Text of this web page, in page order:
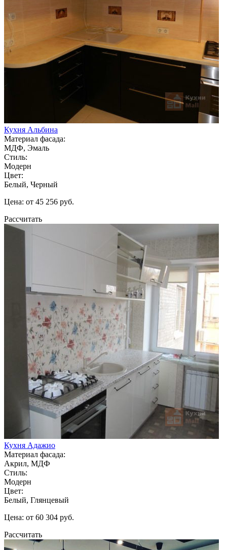
Кухня Альбина
Материал фасада:
МДФ, Эмаль
Стиль:
Модерн
Цвет:
Белый, Черный
Цена: от 45 256 руб.
Рассчитать
Кухня Адажио
Материал фасада:
Акрил, МДФ
Стиль:
Модерн
Цвет:
Белый, Глянцевый
Цена: от 60 304 руб.
Рассчитать